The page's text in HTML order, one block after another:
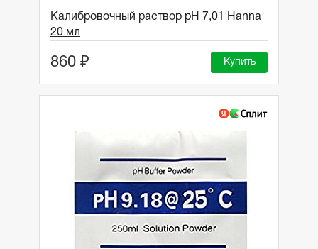
Калибровочный раствор pH 7,01 Hanna
20 мл
860 ₽ Купить